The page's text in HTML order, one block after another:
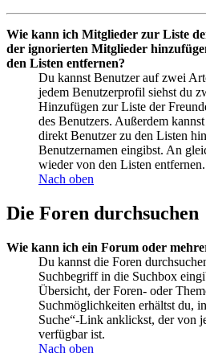
Wie kann ich Mitglieder zur Liste
der ignorierten Mitglieder
den Listen entfernen?
Du kannst Benutzer auf zwei
jedem Benutzerprofil siehst du
Hinzufügen zur Liste der
des Benutzers. Außerdem
direkt Benutzer zu den Listen
Benutzernamen eingibst. An
wieder von den Listen entfernen.
Nach oben
Die Foren durchsuchen
Wie kann ich ein Forum oder
Du kannst die Foren
Suchbegriff in die Suchbox
Übersicht, der Foren- oder
Suchmöglichkeiten erhältst du,
Suche“-Link anklickst, der von
verfügbar ist.
Nach oben